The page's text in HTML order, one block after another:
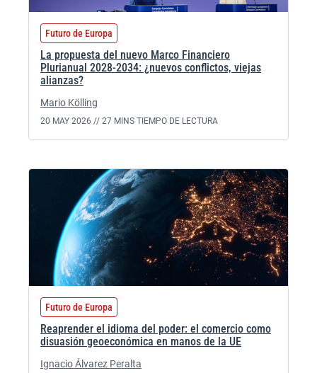
Futuro de Europa
La propuesta del nuevo Marco Financiero
Plurianual 2028-2034: ¿nuevos conflictos, viejas
alianzas?
Mario Kölling
20 MAY 2026 // 27 MINS TIEMPO DE LECTURA
Futuro de Europa
Reaprender el idioma del poder: el comercio como
disuasión geoeconómica en manos de la UE
Ignacio Álvarez Peralta